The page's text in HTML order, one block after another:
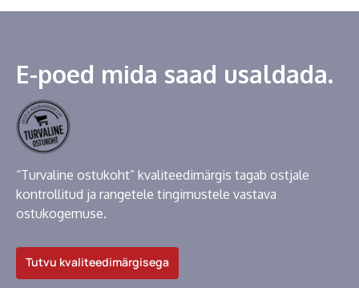
E-poed mida saad usaldada.
“Turvaline ostukoht” kvaliteedimärgis tagab ostjale
kontrollitud ja rangetele tingimustele vastava
ostukogemuse.
Tutvu kvaliteedimärgisega